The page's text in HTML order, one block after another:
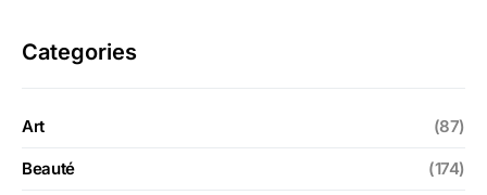
Categories
Art (87)
Beauté (174)